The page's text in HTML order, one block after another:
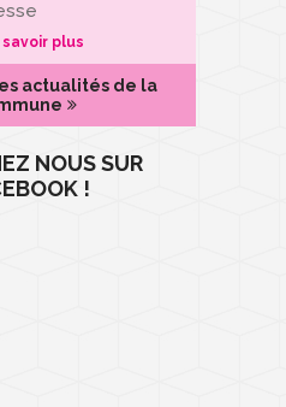
savoir plus
actualités de la
NOUS SUR
!